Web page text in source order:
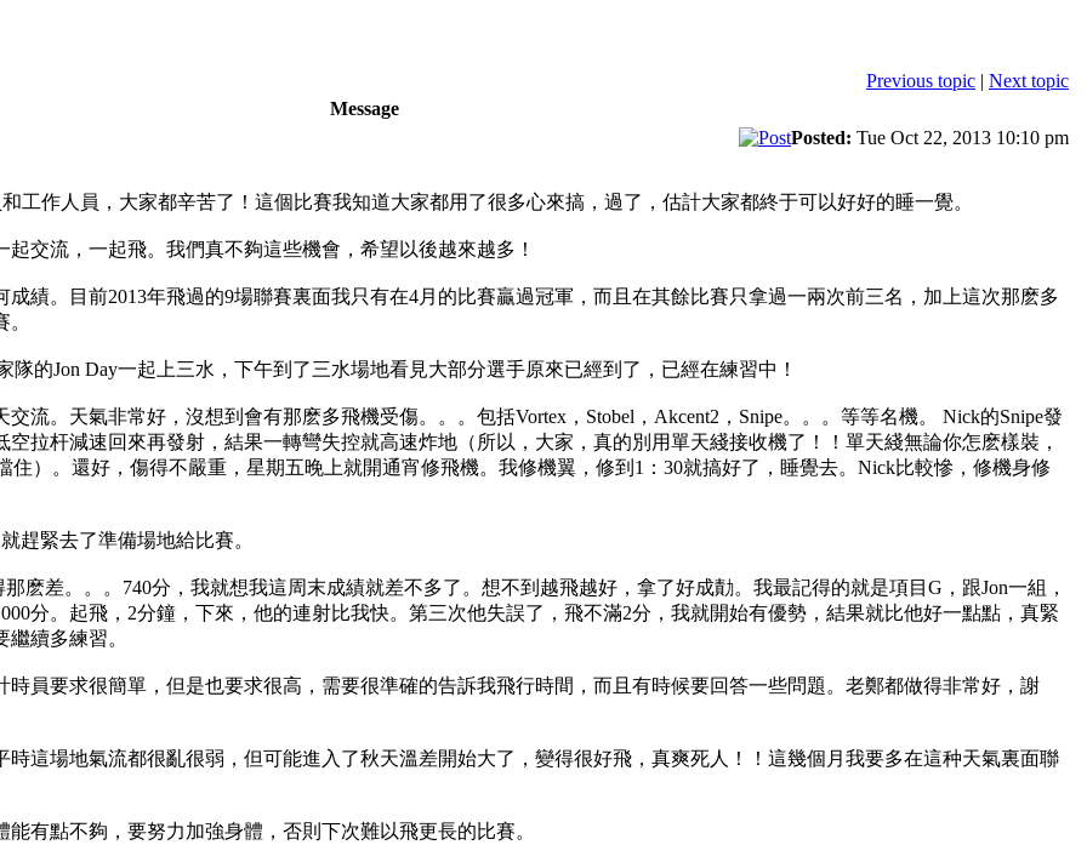
Previous topic | Next topic
Message
Posted: Tue Oct 22, 2013 10:10 pm
工作人員，大家都辛苦了！這個比賽我知道大家都用了很多心來搞，過了，估計大家都終于可以好好的睡一覺。
交流，一起飛。我們真不夠這些機會，希望以後越來越多！
績。目前2013年飛過的9場聯賽裏面我只有在4月的比賽贏過冠軍，而且在其餘比賽只拿過一兩次前三名，加上這次那麽多
隊的Jon Day一起上三水，下午到了三水場地看見大部分選手原來已經到了，已經在練習中！
流。天氣非常好，沒想到會有那麽多飛機受傷。。。包括Vortex，Stobel，Akcent2，Snipe。。。等等名機。 Nick的Snipe發
拉杆減速回來再發射，結果一轉彎失控就高速炸地（所以，大家，真的別用單天綫接收機了！！單天綫無論你怎麽樣裝，
）。還好，傷得不嚴重，星期五晚上就開通宵修飛機。我修機翼，修到1：30就搞好了，睡覺去。Nick比較慘，修機身修
趕緊去了準備場地給比賽。
麽差。。。740分，我就想我這周末成績就差不多了。想不到越飛越好，拿了好成勣。我最記得的就是項目G，跟Jon一組，
分。起飛，2分鐘，下來，他的連射比我快。第三次他失誤了，飛不滿2分，我就開始有優勢，結果就比他好一點點，真緊
續多練習。
員要求很簡單，但是也要求很高，需要很準確的告訴我飛行時間，而且有時候要回答一些問題。老鄭都做得非常好，謝
這場地氣流都很亂很弱，但可能進入了秋天溫差開始大了，變得很好飛，真爽死人！！這幾個月我要多在這种天氣裏面聯
有點不夠，要努力加強身體，否則下次難以飛更長的比賽。